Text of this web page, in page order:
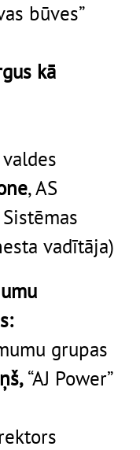
būves”
kā
, AS
vadītāja)
:
grupas
“AJ Power”